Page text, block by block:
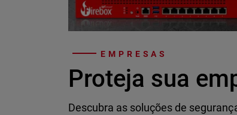
EMPRESAS
Proteja sua
Descubra as soluções de